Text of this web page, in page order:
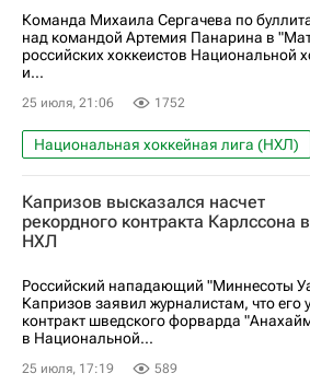
Команда Михаила Сергачева по
над командой Артемия Панарина в
российских хоккеистов Национальной
и...
25 июля, 21:06 1752
Национальная хоккейная лига (НХЛ)
Спорт
Михаил Сергачев
Артемий Панарин
КХЛ 2025-2026
Капризов высказался насчет
рекордного контракта Карлссона в
НХЛ
Российский нападающий "Миннесоты
Капризов заявил журналистам, что его
контракт шведского форварда
в Национальной...
25 июля, 17:19 589